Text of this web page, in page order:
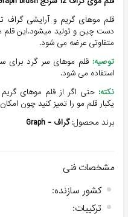
قلم موهای گریم و آرایشی گراف
دست چین و تولید میشود.این قلم
متفاوتی عرضه می شود.
توصیه: قلم موهای سر گرد برای
استفاده می شود.
نکته: حتی اگر از قلم موهای
یکبار قلم مو را تمیز کنید چون
برند محصول:گراف - Graph
مشخصات فنی
کشور سازنده:
ترکیبات: